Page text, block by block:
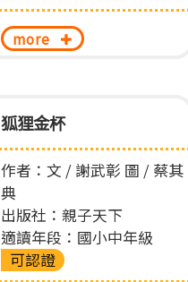
more
狐狸金杯
作者：文 / 謝武彰 圖 / 蔡其
典
出版社：親子天下
適讀年段：國小中年級
可認證